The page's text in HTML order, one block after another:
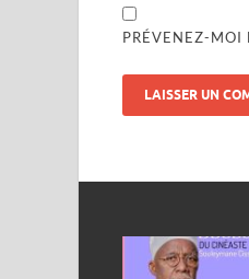
PRÉVENEZ-MOI